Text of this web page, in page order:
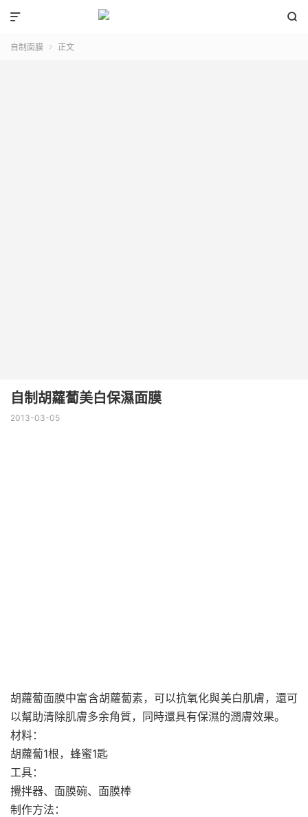


自制面膜  正文
自制胡蘿蔔美白保濕面膜
2013-03-05
胡蘿蔔面膜中富含胡蘿蔔素，可以抗氧化與美白肌膚，還可
以幫助清除肌膚多余角質，同時還具有保濕的潤膚效果。
材料：
胡蘿蔔1根，蜂蜜1匙
工具：
攪拌器、面膜碗、面膜棒
制作方法：